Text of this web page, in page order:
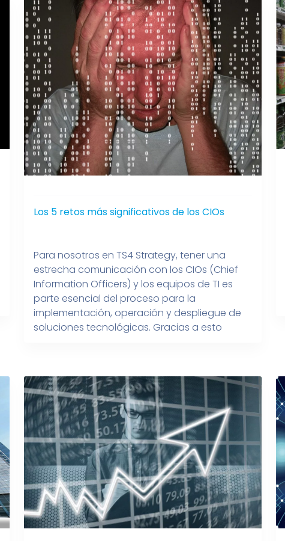
Los 5 retos más significativos de los CIOs
Para nosotros en TS4 Strategy, tener una
estrecha comunicación con los CIOs (Chief
Information Officers) y los equipos de TI es
parte esencial del proceso para la
implementación, operación y despliegue de
soluciones tecnológicas. Gracias a esto